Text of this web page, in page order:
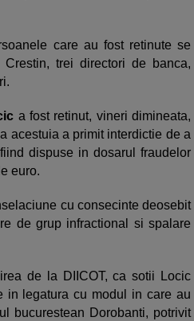
care au fost retinute se
trei directori de banca,
a fost retinut, vineri dimineata,
acestuia a primit interdictie de a
dispuse in dosarul fraudelor
euro.
cu consecinte deosebit
de grup infractional si spalare
de la DIICOT, ca sotii Locic
in legatura cu modul in care au
bucurestean Dorobanti, potrivit